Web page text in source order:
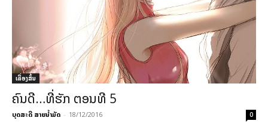
ເລື່ອງສັ້ນ
ຄົນດີ…ທີ່ຮັກ ຕອນທີ 5
ບຸດສະດີ ສາຍນ້ຳມັດ - 18/12/2016 0